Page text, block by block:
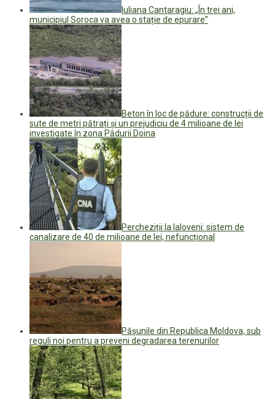
Iuliana Cantaragiu: „În trei ani,
municipiul Soroca va avea o stație de epurare”
Beton în loc de pădure: construcții de
sute de metri pătrați și un prejudiciu de 4 milioane de lei
investigate în zona Pădurii Doina
Percheziții la Ialoveni: sistem de
canalizare de 40 de milioane de lei, nefuncțional
Pășunile din Republica Moldova, sub
reguli noi pentru a preveni degradarea terenurilor